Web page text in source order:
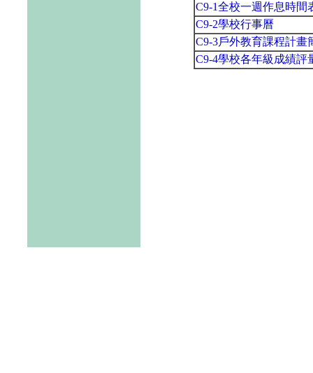
C9-1全校一週作息時間
C9-2學校行事曆
C9-3戶外教育課程計畫
C9-4學校各年級成績評